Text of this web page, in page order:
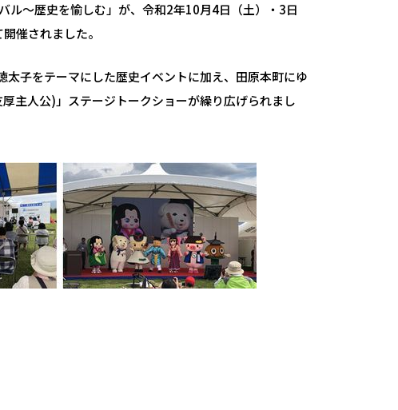
ル～歴史を愉しむ」が、令和2年10月4日（土）・3日
催されました。
子をテーマにした歴史イベントに加え、田原本町にゆ
主人公)」ステージトークショーが繰り広げられまし